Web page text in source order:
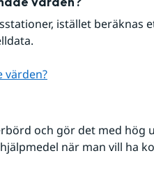
istället beräknas
värden?
och gör det med hög
när man vill ha